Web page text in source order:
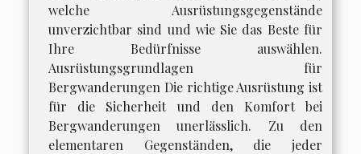
welche Ausrüstungsgegenstände
unverzichtbar sind und wie Sie das Beste für
Ihre Bedürfnisse auswählen.
Ausrüstungsgrundlagen für
Bergwanderungen Die richtige Ausrüstung ist
für die Sicherheit und den Komfort bei
Bergwanderungen unerlässlich. Zu den
elementaren Gegenständen, die jeder